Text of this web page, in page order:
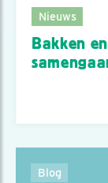
Nieuws
Bakken
Blog